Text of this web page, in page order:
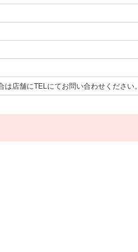
店舗にTELにてお問い合わせください。